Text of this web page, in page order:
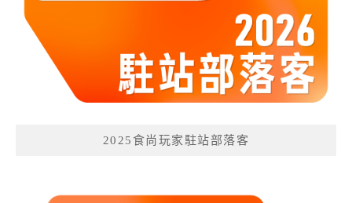
2025食尚玩家駐站部落客